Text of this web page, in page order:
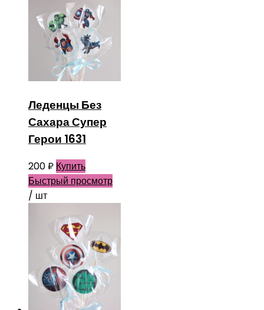
Леденцы Без
Сахара Супер
Герои 1631
200₽ Купить
Быстрый просмотр
/ шт